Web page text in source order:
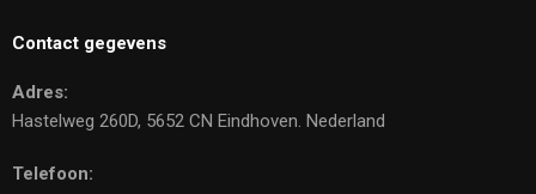
Contact gegevens
Adres:
Hastelweg 260D, 5652 CN Eindhoven. Nederland
Telefoon: